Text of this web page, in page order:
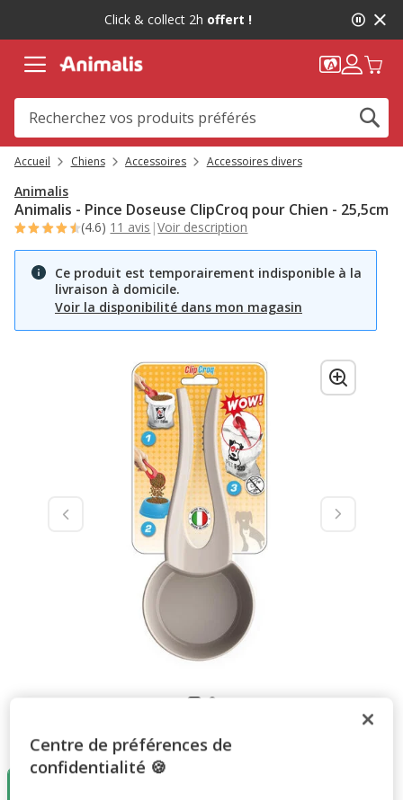
message,
Click & collect 2h offert !
Accueil Chiens Accessoires Accessoires divers
Animalis
Animalis - Pince Doseuse ClipCroq pour Chien - 25,5cm
(4.6) 11 avis |Voir description
Ce produit est temporairement indisponible à la
livraison à domicile.
Voir la disponibilité dans mon magasin
Taille:25,5cm
Destockage
Centre de préférences de
confidentialité 🍪